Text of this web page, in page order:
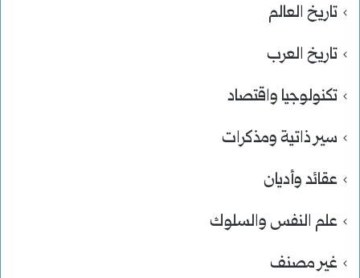
تاريخ العالم
تاريخ العرب
تكنولوجيا واقتصاد
سير ذاتية ومذكرات
عقائد وأديان
علم النفس والسلوك
غير مصنف